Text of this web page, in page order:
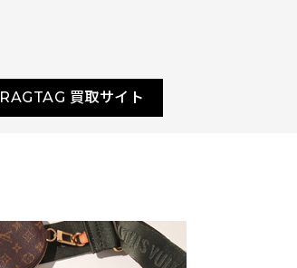
RAGTAG 買取サイト